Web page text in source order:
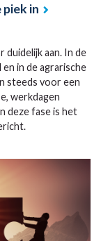
in
duidelijk aan. In de
in de agrarische
steeds voor een
werkdagen
deze fase is het